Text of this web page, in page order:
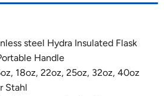
steel Hydra Insulated Flask
Handle
18oz, 22oz, 25oz, 32oz, 40oz
Stahl